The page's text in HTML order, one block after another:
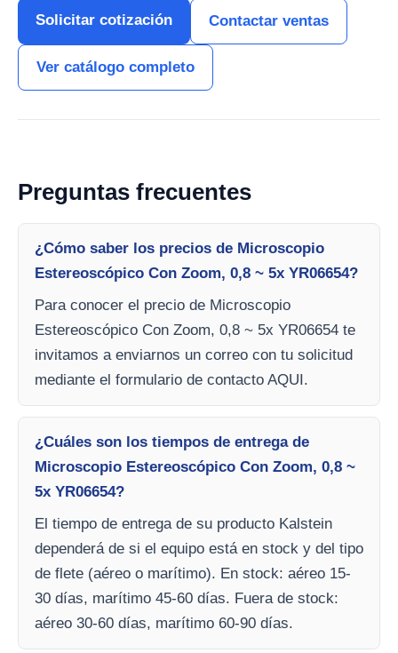
Solicitar cotización Contactar ventas
Ver catálogo completo
Preguntas frecuentes
¿Cómo saber los precios de Microscopio
Estereoscópico Con Zoom, 0,8 ~ 5x YR06654?
Para conocer el precio de Microscopio
Estereoscópico Con Zoom, 0,8 ~ 5x YR06654 te
invitamos a enviarnos un correo con tu solicitud
mediante el formulario de contacto AQUI.
¿Cuáles son los tiempos de entrega de
Microscopio Estereoscópico Con Zoom, 0,8 ~
5x YR06654?
El tiempo de entrega de su producto Kalstein
dependerá de si el equipo está en stock y del tipo
de flete (aéreo o marítimo). En stock: aéreo 15-
30 días, marítimo 45-60 días. Fuera de stock:
aéreo 30-60 días, marítimo 60-90 días.